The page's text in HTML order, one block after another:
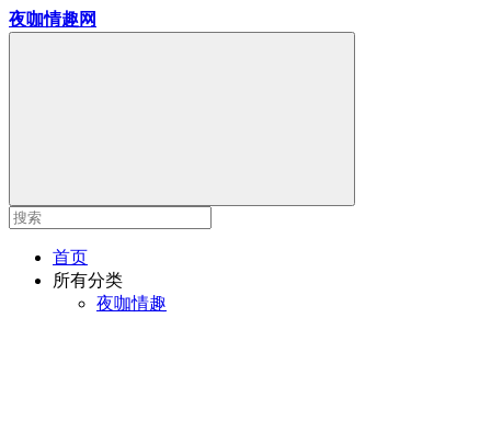
夜咖情趣网
首页
所有分类
夜咖情趣